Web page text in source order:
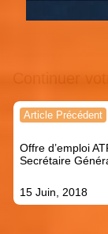
Continuer
Navigation
l’article
Article Précédent
Offre d’emploi
Secrétaire
15 Juin, 2018